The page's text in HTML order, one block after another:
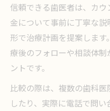
信頼できる歯医者は、カ
金について事前に丁寧な
形で治療計画を提案しま
療後のフォローや相談体
ントです。
比較の際は、複数の歯科
したり、実際に電話で問い